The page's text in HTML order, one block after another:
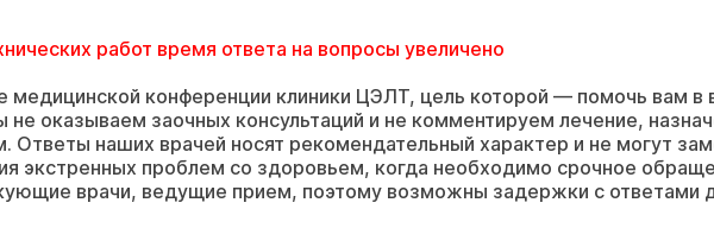
работ время ответа на вопросы увеличено
медицинской конференции клиники ЦЭЛТ, цель которой — помочь вам в
оказываем заочных консультаций и не комментируем лечение,
Ответы наших врачей носят рекомендательный характер и не могут
экстренных проблем со здоровьем, когда необходимо срочное
врачи, ведущие прием, поэтому возможны задержки с ответами